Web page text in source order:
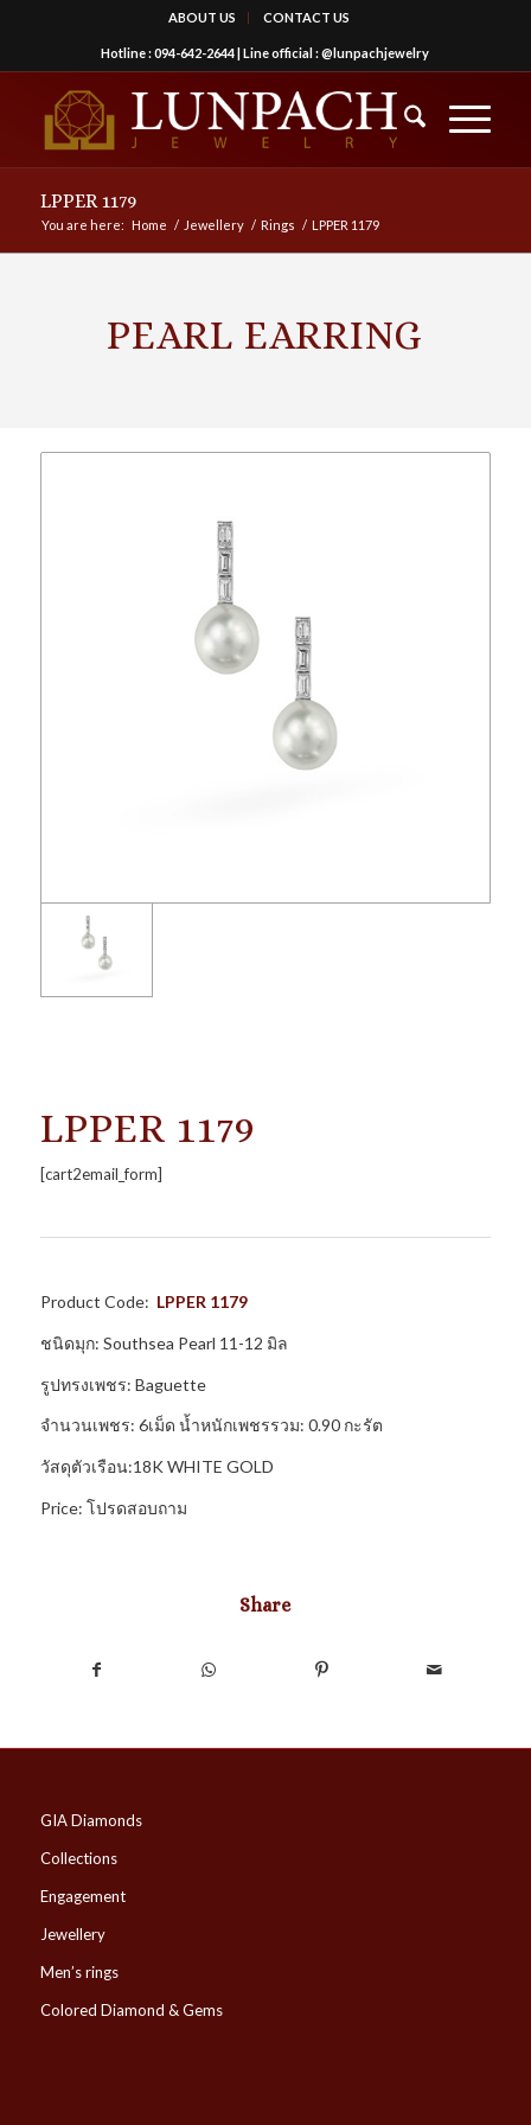
ABOUT US CONTACT US
Hotline :094-642-2644| Line official :@lunpachjewelry
LPPER 1179
You are here: Home / Jewellery / Rings / LPPER 1179
PEARL EARRING
LPPER 1179
[cart2email_form]
Product Code: LPPER 1179
ชนิดมุก: Southsea Pearl 11-12 มิล
รูปทรงเพชร: Baguette
จำนวนเพชร: 6เม็ด น้ำหนักเพชรรวม: 0.90 กะรัต
วัสดุตัวเรือน:18K WHITE GOLD
Price: โปรดสอบถาม
Share
GIA Diamonds
Collections
Engagement
Jewellery
Men’s rings
Colored Diamond & Gems